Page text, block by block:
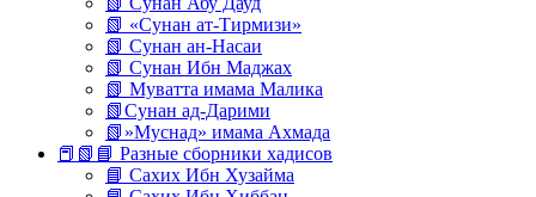
📗 «Сунан ат-Тирмизи»
📗 Сунан ан-Насаи
📗 Сунан Ибн Маджах
📗 Муватта имама Малика
📗Сунан ад-Дарими
📗»Муснад» имама Ахмада
📕📗📘 Разные сборники хадисов
📘 Сахих Ибн Хузайма